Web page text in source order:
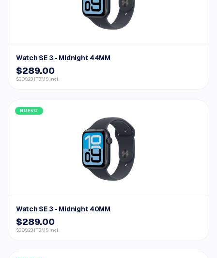
Watch SE 3 - Midnight 44MM
$289.00
$309.23 ITBMS incl.
NUEVO
Watch SE 3 - Midnight 40MM
$289.00
$309.23 ITBMS incl.